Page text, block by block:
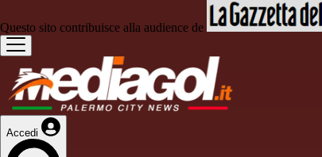
Questo sito contribuisce alla audience de
Accedi